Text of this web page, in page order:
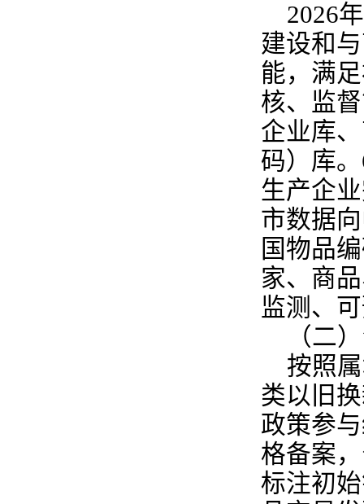
2026
建设和
能，满
核、监
企业库
码）库
生产企
市数据
国物品
家、商
监测、
（二
按照
类以旧
政策参
格备案
标注初